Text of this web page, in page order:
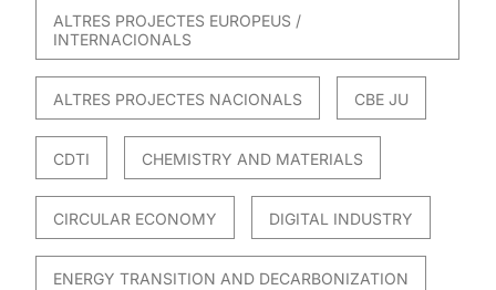
ALTRES PROJECTES EUROPEUS /
INTERNACIONALS
ALTRES PROJECTES NACIONALS CBE JU
CDTI CHEMISTRY AND MATERIALS
CIRCULAR ECONOMY DIGITAL INDUSTRY
ENERGY TRANSITION AND DECARBONIZATION